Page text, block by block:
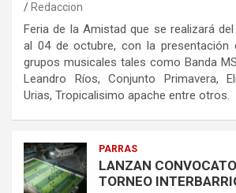
Redaccion
Feria de la Amistad que se realizará
al 04 de octubre, con la presentación
grupos musicales tales como Banda
Leandro Ríos, Conjunto Primavera,
Urias, Tropicalisimo apache entre otros.
PARRAS
LANZAN
TORNEO